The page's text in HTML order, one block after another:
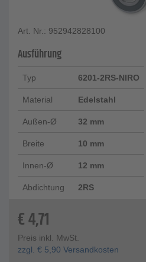
Art. Nr.: 952942828100
Ausführung
Typ 6201-2RS-NIRO
Material Edelstahl
Außen-Ø 32 mm
Breite 10 mm
Innen-Ø 12 mm
Abdichtung 2RS
€4,71
Preis inkl. MwSt.
zzgl. € 5,90 Versandkosten